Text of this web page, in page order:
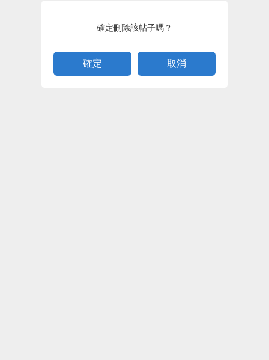
確定刪除該帖子嗎？
取消